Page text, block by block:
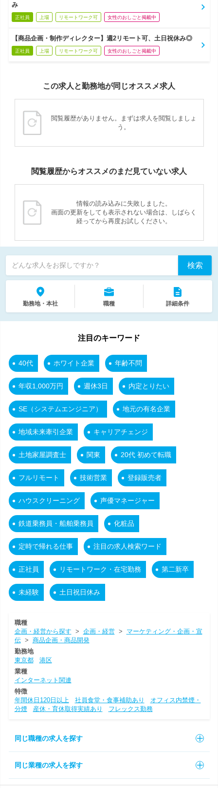
み
正社員 上場 リモートワーク可 女性のおしごと掲載中
【商品企画・制作ディレクター】週2リモート可、土日祝休み◎
正社員 上場 リモートワーク可 女性のおしごと掲載中
この求人と勤務地が同じオススメ求人
閲覧履歴がありません。まずは求人を閲覧しましょ
う。
閲覧履歴からオススメのまだ見ていない求人
情報の読み込みに失敗しました。
画面の更新をしても表示されない場合は、しばらく
経ってから再度お試しください。
どんな求人をお探しですか？ 検索
勤務地・本社 職種 詳細条件
注目のキーワード
40代 ホワイト企業 年齢不問
年収1,000万円 週休3日 内定とりたい
SE（システムエンジニア） 地元の有名企業
地域未来牽引企業 キャリアチェンジ
土地家屋調査士 関東 20代 初めて転職
フルリモート 技術営業 登録販売者
ハウスクリーニング 声優マネージャー
鉄道乗務員・船舶乗務員 化粧品
定時で帰れる仕事 注目の求人検索ワード
正社員 リモートワーク・在宅勤務 第二新卒
未経験 土日祝日休み
職種
企画・経営から探す > 企画・経営> マーケティング・企画・宣
伝> 商品企画・商品開発
勤務地
東京都
港区
業種
インターネット関連
特徴
年間休日120日以上
社員食堂・食事補助あり
オフィス内禁煙・
分煙
産休・育休取得実績あり フレックス勤務
同じ職種の求人を探す
同じ業種の求人を探す